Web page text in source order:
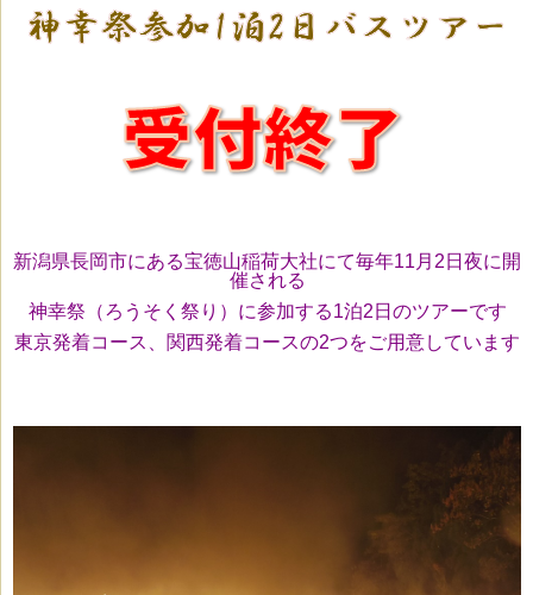
新潟県長岡市にある宝徳山稲荷大社にて毎年11月2日夜に開
催される
神幸祭（ろうそく祭り）に参加する1泊2日のツアーです
東京発着コース、関西発着コースの2つをご用意しています